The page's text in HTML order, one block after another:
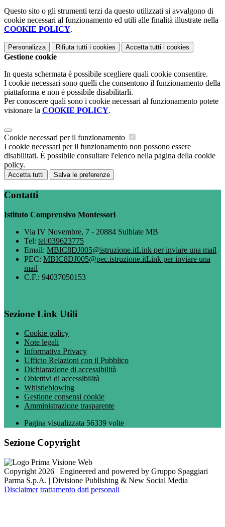
Questo sito o gli strumenti terzi da questo utilizzati si avvalgono di
cookie necessari al funzionamento ed utili alle finalità illustrate nella
COOKIE POLICY.
Personalizza Rifiuta tutti i cookies Accetta tutti i cookies
Gestione cookie
In questa schermata è possibile scegliere quali cookie consentire.
I cookie necessari sono quelli che consentono il funzionamento della
piattaforma e non è possibile disabilitarli.
Per conoscere quali sono i cookie necessari al funzionamento potete
visionare la COOKIE POLICY.
Cookie necessari per il funzionamento
I cookie necessari per il funzionamento non possono essere
disabilitati. È possibile consultare l'elenco nella pagina della cookie
policy.
Accetta tutti Salva le preferenze
Contatti
Istituto Comprensivo Montessori
Via IV Novembre, 7 - 20884 Sulbiate MB
Tel: tel:039623775
Email: MBIC8DJ005@istruzione.itLink per inviare una mail
PEC: MBIC8DJ005@pec.istruzione.itLink per inviare una
mail
C.F.: 94037050153
Sezione Link Utili
Cookie policy
Note legali
Informativa Privacy
Ufficio Relazioni con il Pubblico
Dichiarazione di accessibilità
Obiettivi di accessibilità
Whistleblowing
Gestione consensi cookie
Amministrazione trasparente
Pagina visualizzata 56339 volte
Sezione Copyright
Copyright 2026 | Engineered and powered by Gruppo Spaggiari
Parma S.p.A. | Divisione Publishing & New Social Media
Disclaimer trattamento dati personali